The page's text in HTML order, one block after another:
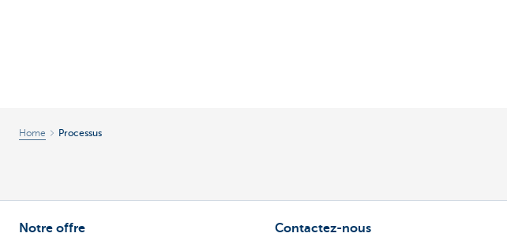
Home Processus
Notre offre Contactez-nous